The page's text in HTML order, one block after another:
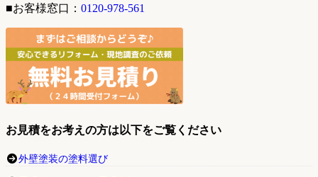
■お客様窓口： 0120-978-561
お見積をお考えの方は以下をご覧ください
外壁塗装の塗料選び